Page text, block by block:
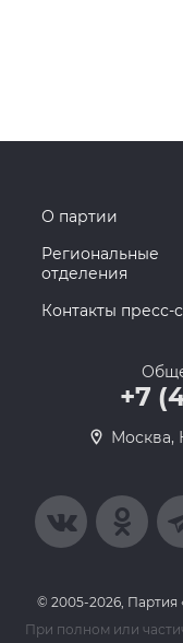
О партии
Региональные
отделения
Контакты пресс-
+7
Москва,
© 2005-2026, Партия
При полном или